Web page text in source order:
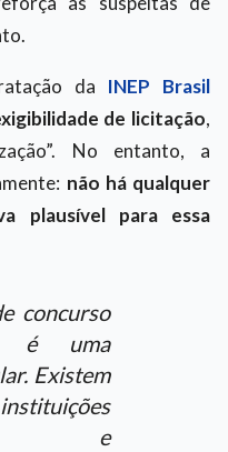
da INEP Brasil
de licitação,
No entanto, a
não há qualquer
plausível para essa
concurso
é uma
Existem
e